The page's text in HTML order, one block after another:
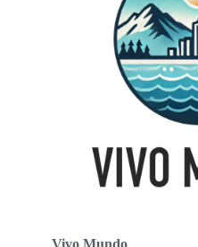
Vivo Mundo